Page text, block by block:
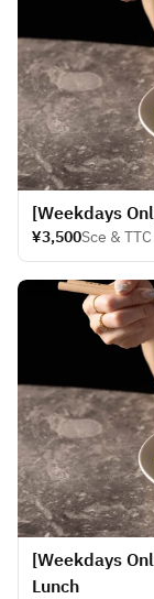
[Weekdays
¥3,500Sce & TTC
[Weekdays
Lunch